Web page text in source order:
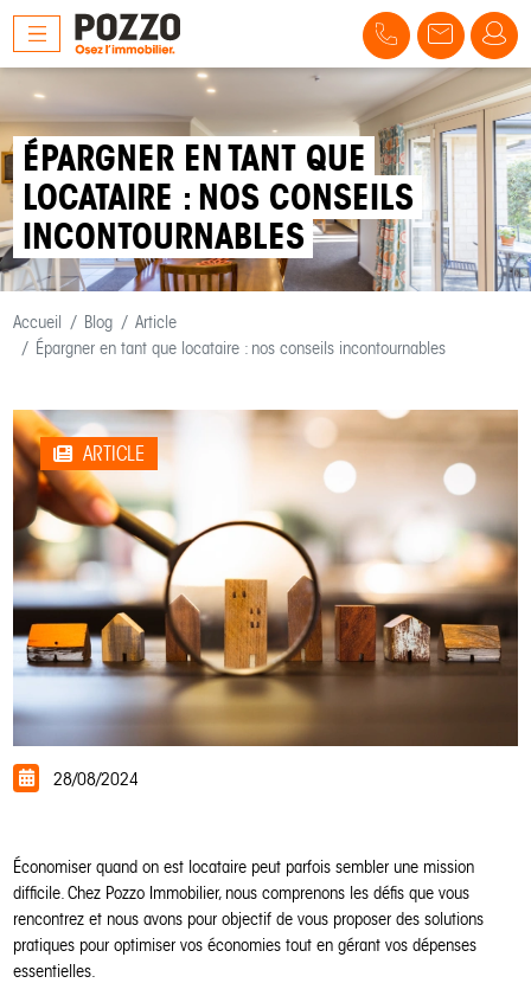
ÉPARGNER EN TANT QUE
LOCATAIRE : NOS CONSEILS
INCONTOURNABLES
Accueil Blog
Article
Épargner en tant que locataire : nos conseils incontournables
ARTICLE
28/08/2024
Économiser quand on est locataire peut parfois sembler une mission
difficile. Chez Pozzo Immobilier, nous comprenons les défis que vous
rencontrez et nous avons pour objectif de vous proposer des solutions
pratiques pour optimiser vos économies tout en gérant vos dépenses
essentielles.